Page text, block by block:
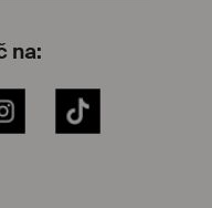
na:
TikTok